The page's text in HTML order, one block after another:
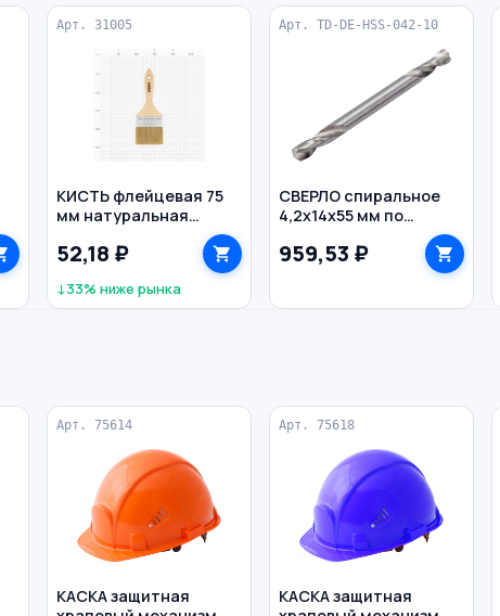
Арт. 31005
КИСТЬ флейцевая 75
мм натуральная
щетина деревянная
ручка ЭКО BIBER
52,18 ₽
↓33% ниже рынка
Арт. TD-DE-HSS-042-10
СВЕРЛО спиральное
4,2х14х55 мм по
двустороннее HSS-G
цилиндр 10 шт. D.BOR
959,53 ₽
Арт. 75614
КАСКА защитная
Арт. 75618
КАСКА защитная